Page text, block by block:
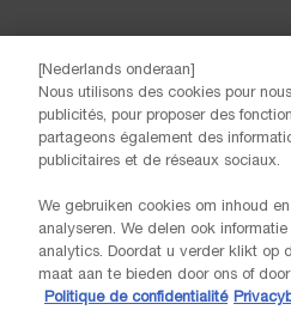
© Lancôme
GRATIS LEVERING VANAF
[Nederlands onderaan]
Nous utilisons des cookies pour
publicités, pour proposer des
partageons également des
publicitaires et de réseaux sociaux.
We gebruiken cookies om inhoud
analyseren. We delen ook
analytics. Doordat u verder klikt op
maat aan te bieden door ons of
Politique de confidentialité